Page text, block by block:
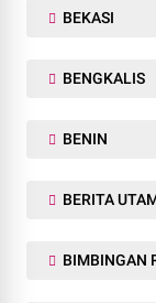
BEKASI
BENGKALIS
BENIN
BERITA
BIMBINGAN